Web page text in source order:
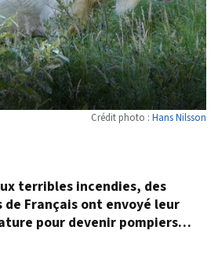
Crédit photo : Hans Nilsson
terribles incendies, des
Français ont envoyé leur
pour devenir pompiers